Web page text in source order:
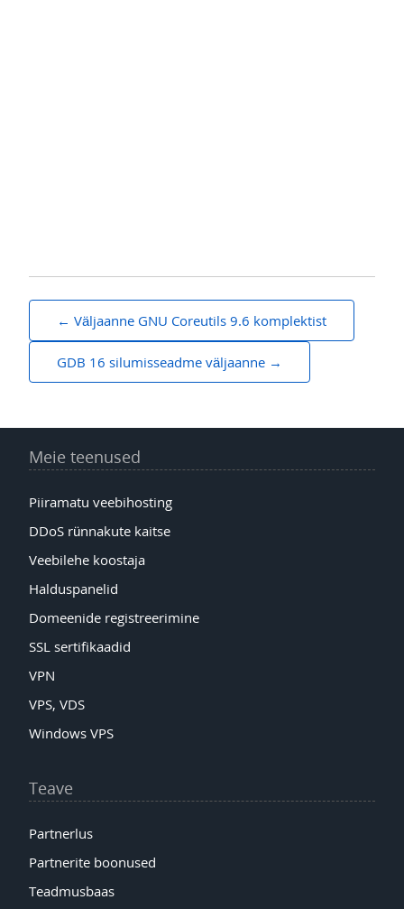
Navigeerimine
Väljaanne GNU Coreutils 9.6 komplektist
GDB 16 silumisseadme väljaanne
Meie teenused
Piiramatu veebihosting
DDoS rünnakute kaitse
Veebilehe koostaja
Halduspanelid
Domeenide registreerimine
SSL sertifikaadid
VPN
VPS, VDS
Windows VPS
Teave
Partnerlus
Partnerite boonused
Teadmusbaas